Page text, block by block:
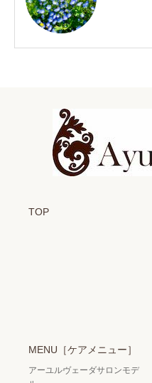
TOP
MENU［ケアメニュー］
アーユルヴェーダサロンモデ